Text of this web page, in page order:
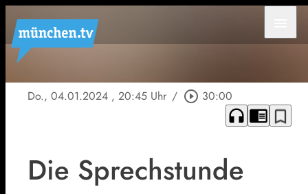
Do., 04.01.2024 , 20:45 Uhr / play_circle_outline 30:00
headphones chrome_reader_mode bookmark_border
Die Sprechstunde